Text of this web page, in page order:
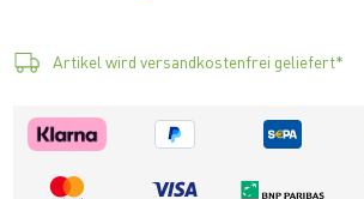
Artikel wird versandkostenfrei geliefert*